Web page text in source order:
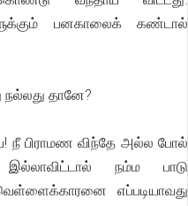
பனகாலைக் கண்டால்
தானே?
நீ பிராமண விந்தே அல்ல போல்
நம்ம பாடு
எப்படியாவது